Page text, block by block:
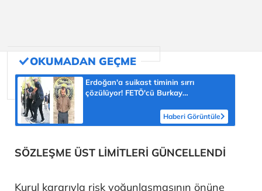
Erdoğan'a suikast timinin sırrı
çözülüyor! FETÖ'cü Burkay
Haberi Görüntüle
SÖZLEŞME ÜST LİMİTLERİ GÜNCELLENDİ
Kurul kararıyla risk yoğunlaşmasının önüne